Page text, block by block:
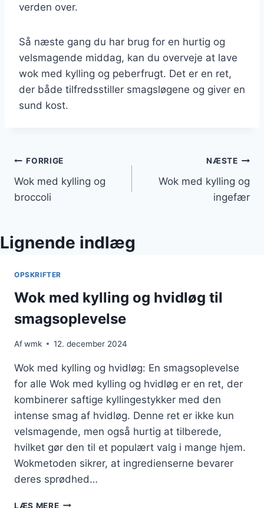
verden over.
Så næste gang du har brug for en hurtig og
velsmagende middag, kan du overveje at lave
wok med kylling og peberfrugt. Det er en ret,
der både tilfredsstiller smagsløgene og giver en
sund kost.
Indlægsnavigation
FORRIGE
Wok med kylling og
broccoli
NÆSTE
Wok med kylling og
ingefær
Lignende indlæg
OPSKRIFTER
Wok med kylling og hvidløg til
smagsoplevelse
Afwmk 12. december 2024
Wok med kylling og hvidløg: En smagsoplevelse
for alle Wok med kylling og hvidløg er en ret, der
kombinerer saftige kyllingestykker med den
intense smag af hvidløg. Denne ret er ikke kun
velsmagende, men også hurtig at tilberede,
hvilket gør den til et populært valg i mange hjem.
Wokmetoden sikrer, at ingredienserne bevarer
deres sprødhed…
LÆS MEREWOK